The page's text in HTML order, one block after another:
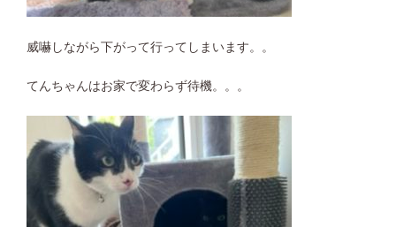
威嚇しながら下がって行ってしまいます。。
てんちゃんはお家で変わらず待機。。。